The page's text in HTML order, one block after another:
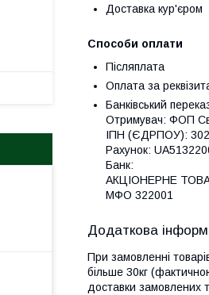
Доставка кур'єром
Способи оплати
Післяплата
Оплата за
Банківський
Отримувач: ФОП
ІПН (ЄДРПОУ):
Рахунок:
Банк:
АКЦІОНЕРНЕ
МФО 322001
При замовленні
більше 30кг
доставки замовлених